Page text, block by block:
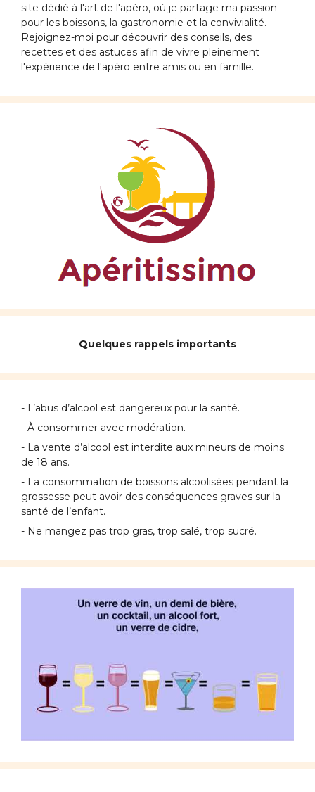
site dédié à l'art de l'apéro, où je partage ma passion
pour les boissons, la gastronomie et la convivialité.
Rejoignez-moi pour découvrir des conseils, des
recettes et des astuces afin de vivre pleinement
l'expérience de l'apéro entre amis ou en famille.
Quelques rappels importants
- L’abus d’alcool est dangereux pour la santé.
- À consommer avec modération.
- La vente d’alcool est interdite aux mineurs de moins
de 18 ans.
- La consommation de boissons alcoolisées pendant la
grossesse peut avoir des conséquences graves sur la
santé de l’enfant.
- Ne mangez pas trop gras, trop salé, trop sucré.